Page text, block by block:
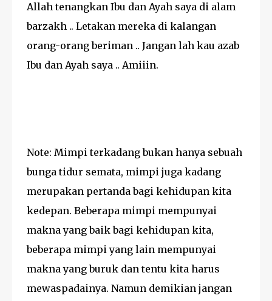
Allah tenangkan Ibu dan Ayah saya di alam
barzakh .. Letakan mereka di kalangan
orang-orang beriman .. Jangan lah kau azab
Ibu dan Ayah saya .. Amiiin.
Note: Mimpi terkadang bukan hanya sebuah
bunga tidur semata, mimpi juga kadang
merupakan pertanda bagi kehidupan kita
kedepan. Beberapa mimpi mempunyai
makna yang baik bagi kehidupan kita,
beberapa mimpi yang lain mempunyai
makna yang buruk dan tentu kita harus
mewaspadainya. Namun demikian jangan